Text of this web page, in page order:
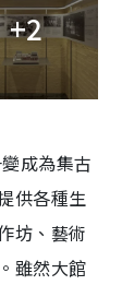
+2
成為集古
供各種生
坊、藝術
雖然大館